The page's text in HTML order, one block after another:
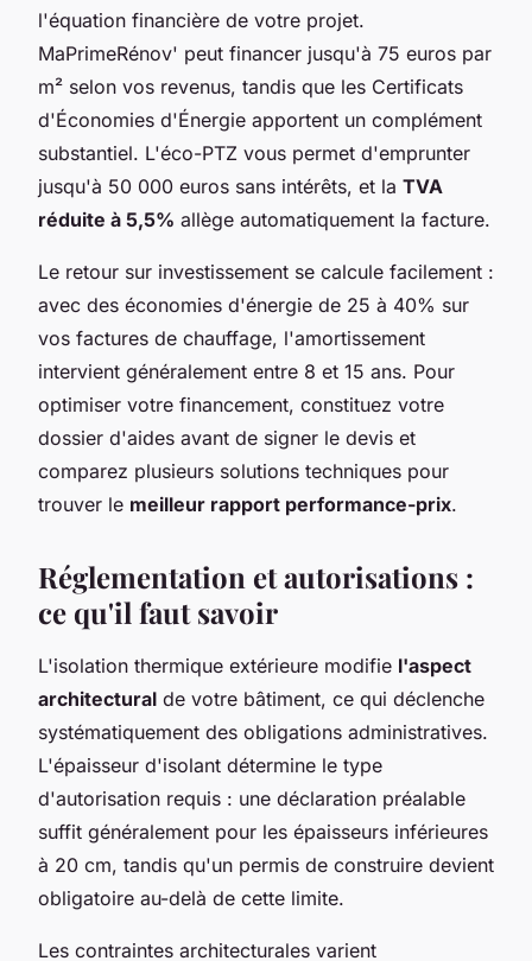
l'équation financière de votre projet.
MaPrimeRénov' peut financer jusqu'à 75 euros par
m² selon vos revenus, tandis que les Certificats
d'Économies d'Énergie apportent un complément
substantiel. L'éco-PTZ vous permet d'emprunter
jusqu'à 50 000 euros sans intérêts, et la TVA
réduite à 5,5% allège automatiquement la facture.
Le retour sur investissement se calcule facilement :
avec des économies d'énergie de 25 à 40% sur
vos factures de chauffage, l'amortissement
intervient généralement entre 8 et 15 ans. Pour
optimiser votre financement, constituez votre
dossier d'aides avant de signer le devis et
comparez plusieurs solutions techniques pour
trouver le meilleur rapport performance-prix.
Réglementation et autorisations :
ce qu'il faut savoir
L'isolation thermique extérieure modifie l'aspect
architectural de votre bâtiment, ce qui déclenche
systématiquement des obligations administratives.
L'épaisseur d'isolant détermine le type
d'autorisation requis : une déclaration préalable
suffit généralement pour les épaisseurs inférieures
à 20 cm, tandis qu'un permis de construire devient
obligatoire au-delà de cette limite.
Les contraintes architecturales varient